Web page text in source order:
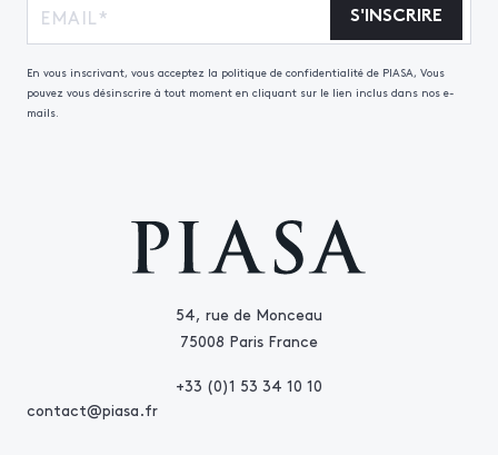
54, rue de Monceau
75008 Paris France
+33 (0)1 53 34 10 10
contact@piasa.fr
S'INSCRIRE
En vous inscrivant, vous acceptez la politique de confidentialité de PIASA, Vous
pouvez vous désinscrire à tout moment en cliquant sur le lien inclus dans nos e-
mails.